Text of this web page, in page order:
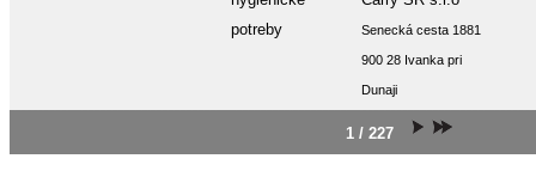
potreby
Senecká cesta 1881
900 28 Ivanka pri
Dunaji
1 / 227